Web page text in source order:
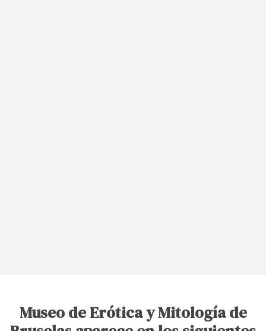
Museo de Erótica y Mitología de